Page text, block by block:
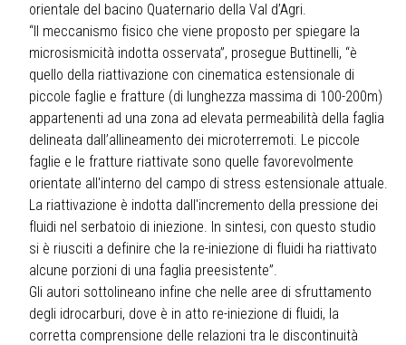
orientale del bacino Quaternario della Val d’Agri.
“Il meccanismo fisico che viene proposto per spiegare la
microsismicità indotta osservata”, prosegue Buttinelli, “è
quello della riattivazione con cinematica estensionale di
piccole faglie e fratture (di lunghezza massima di 100-200m)
appartenenti ad una zona ad elevata permeabilità della faglia
delineata dall’allineamento dei microterremoti. Le piccole
faglie e le fratture riattivate sono quelle favorevolmente
orientate all'interno del campo di stress estensionale attuale.
La riattivazione è indotta dall'incremento della pressione dei
fluidi nel serbatoio di iniezione. In sintesi, con questo studio
si è riusciti a definire che la re-iniezione di fluidi ha riattivato
alcune porzioni di una faglia preesistente”.
Gli autori sottolineano infine che nelle aree di sfruttamento
degli idrocarburi, dove è in atto re-iniezione di fluidi, la
corretta comprensione delle relazioni tra le discontinuità